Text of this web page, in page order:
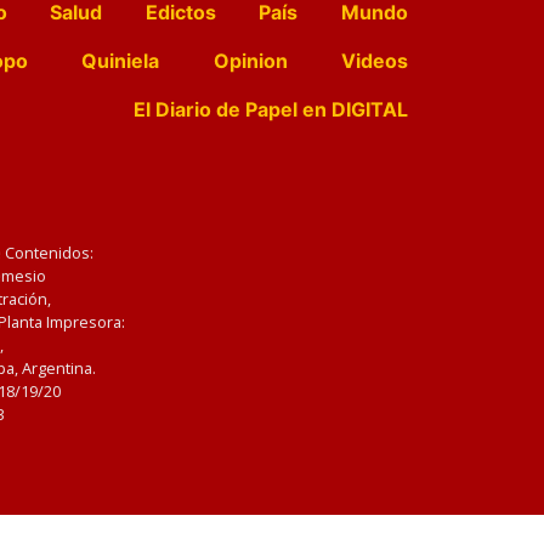
Salud Edictos País
Mundo
Quiniela Opinion
Videos
El Diario de Papel en DIGITAL
Impresora:
Argentina.
19/20